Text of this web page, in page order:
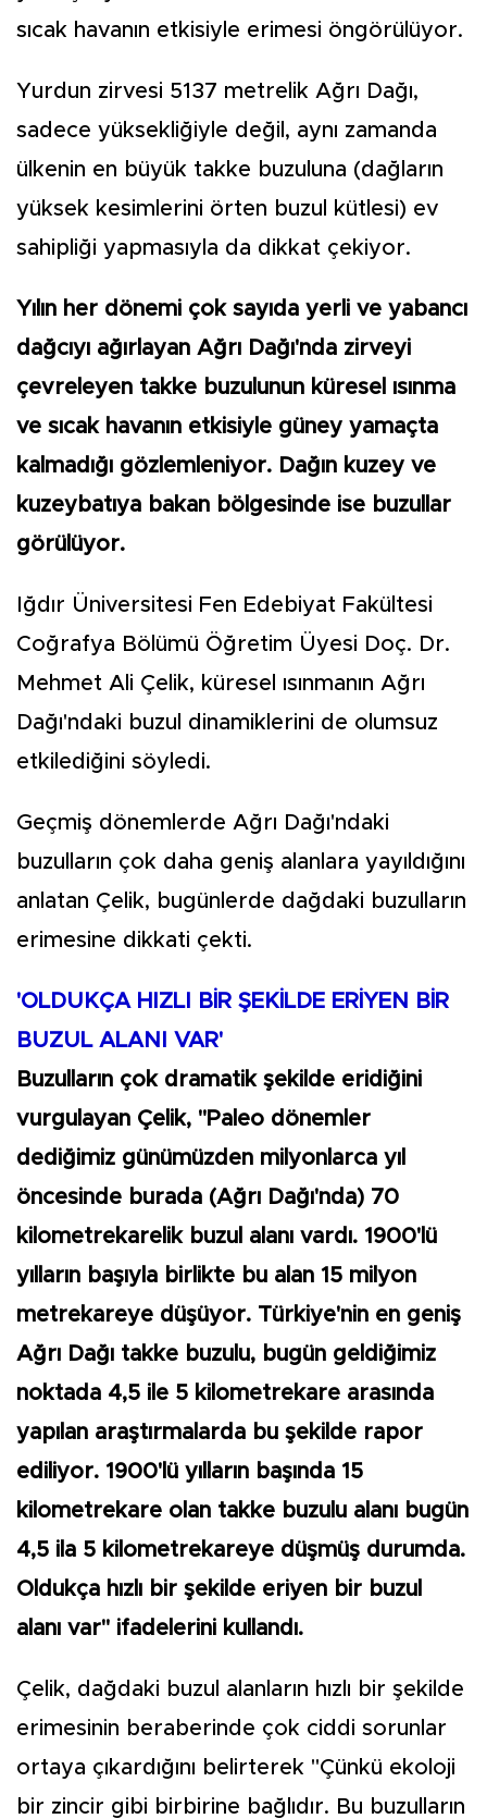
sıcak havanın etkisiyle erimesi öngörülüyor.
Yurdun zirvesi 5137 metrelik Ağrı Dağı,
sadece yüksekliğiyle değil, aynı zamanda
ülkenin en büyük takke buzuluna (dağların
yüksek kesimlerini örten buzul kütlesi) ev
sahipliği yapmasıyla da dikkat çekiyor.
Yılın her dönemi çok sayıda yerli ve yabancı
dağcıyı ağırlayan Ağrı Dağı'nda zirveyi
çevreleyen takke buzulunun küresel ısınma
ve sıcak havanın etkisiyle güney yamaçta
kalmadığı gözlemleniyor. Dağın kuzey ve
kuzeybatıya bakan bölgesinde ise buzullar
görülüyor.
Iğdır Üniversitesi Fen Edebiyat Fakültesi
Coğrafya Bölümü Öğretim Üyesi Doç. Dr.
Mehmet Ali Çelik, küresel ısınmanın Ağrı
Dağı'ndaki buzul dinamiklerini de olumsuz
etkilediğini söyledi.
Geçmiş dönemlerde Ağrı Dağı'ndaki
buzulların çok daha geniş alanlara yayıldığını
anlatan Çelik, bugünlerde dağdaki buzulların
erimesine dikkati çekti.
'OLDUKÇA HIZLI BİR ŞEKİLDE ERİYEN BİR
BUZUL ALANI VAR'
Buzulların çok dramatik şekilde eridiğini
vurgulayan Çelik, "Paleo dönemler
dediğimiz günümüzden milyonlarca yıl
öncesinde burada (Ağrı Dağı'nda) 70
kilometrekarelik buzul alanı vardı. 1900'lü
yılların başıyla birlikte bu alan 15 milyon
metrekareye düşüyor. Türkiye'nin en geniş
Ağrı Dağı takke buzulu, bugün geldiğimiz
noktada 4,5 ile 5 kilometrekare arasında
yapılan araştırmalarda bu şekilde rapor
ediliyor. 1900'lü yılların başında 15
kilometrekare olan takke buzulu alanı bugün
4,5 ila 5 kilometrekareye düşmüş durumda.
Oldukça hızlı bir şekilde eriyen bir buzul
alanı var" ifadelerini kullandı.
Çelik, dağdaki buzul alanların hızlı bir şekilde
erimesinin beraberinde çok ciddi sorunlar
ortaya çıkardığını belirterek "Çünkü ekoloji
bir zincir gibi birbirine bağlıdır. Bu buzulların